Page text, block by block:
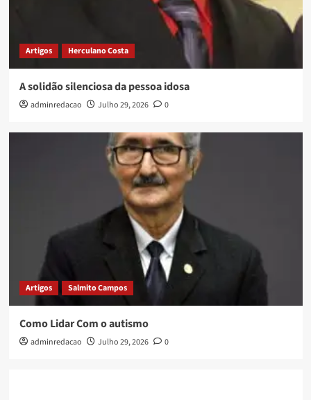
Artigos Herculano Costa
A solidão silenciosa da pessoa idosa
adminredacao Julho 29, 2026 0
Artigos Salmito Campos
Como Lidar Com o autismo
adminredacao Julho 29, 2026 0